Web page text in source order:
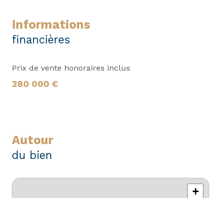
informations
financières
Prix de vente honoraires inclus
280 000 €
autour
du bien
+